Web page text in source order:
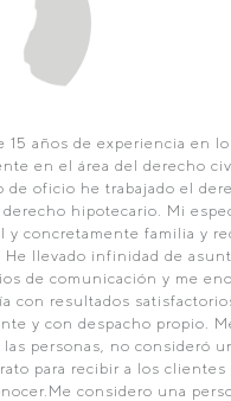
15 años de experiencia en
en el área del derecho
de oficio he trabajado el
hipotecario. Mi
y concretamente familia y
He llevado infinidad de
de comunicación y me
con resultados
y con despacho propio.
personas, no consideró
para recibir a los clientes
considero una